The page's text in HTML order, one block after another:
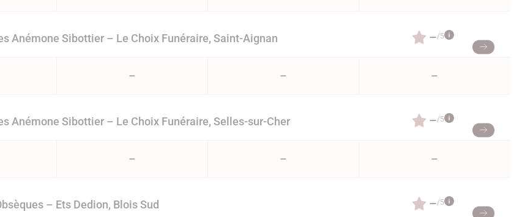
Anémone Sibottier – Le Choix Funéraire, Saint-Aignan –/5
– – –
Anémone Sibottier – Le Choix Funéraire, Selles-sur-Cher –/5
– – –
– Ets Dedion, Blois Sud –/5